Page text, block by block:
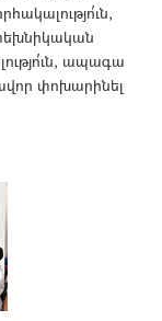
ապագա
փոխարինել